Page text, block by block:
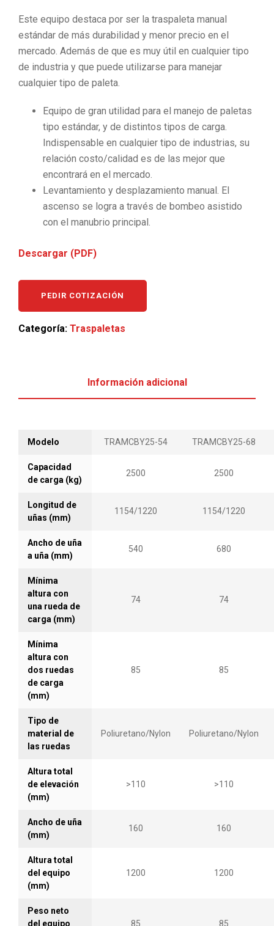
Este equipo destaca por ser la traspaleta manual
estándar de más durabilidad y menor precio en el
mercado. Además de que es muy útil en cualquier tipo
de industria y que puede utilizarse para manejar
cualquier tipo de paleta.
Equipo de gran utilidad para el manejo de paletas
tipo estándar, y de distintos tipos de carga.
Indispensable en cualquier tipo de industrias, su
relación costo/calidad es de las mejor que
encontrará en el mercado.
Levantamiento y desplazamiento manual. El
ascenso se logra a través de bombeo asistido
con el manubrio principal.
Descargar (PDF)
PEDIR COTIZACIÓN
Categoría: Traspaletas
Información adicional
Modelo TRAMCBY25-54 TRAMCBY25-68
Capacidad
de carga (kg)
2500 2500
Longitud de
uñas (mm)
1154/1220 1154/1220
Ancho de uña
a uña (mm)
540 680
Mínima
altura con
una rueda de
carga (mm)
74 74
Mínima
altura con
dos ruedas
de carga
(mm)
85 85
Tipo de
material de
las ruedas
Poliuretano/Nylon Poliuretano/Nylon
Altura total
de elevación
(mm)
>110 >110
Ancho de uña
(mm)
160 160
Altura total
del equipo
(mm)
1200 1200
Peso neto
del equipo
85 85